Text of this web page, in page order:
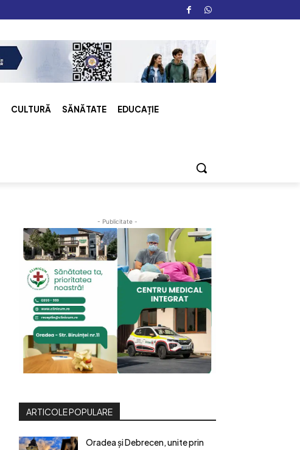
CULTURĂ SĂNĂTATE EDUCAȚIE
- Publicitate -
ARTICOLE POPULARE
Oradea și Debrecen, unite prin